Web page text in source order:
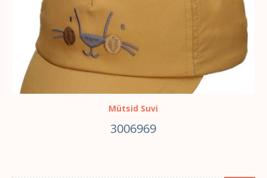
Mütsid Suvi
3006969